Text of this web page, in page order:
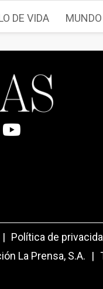
DE VIDA
| Política de
La Prensa, S.A.
|